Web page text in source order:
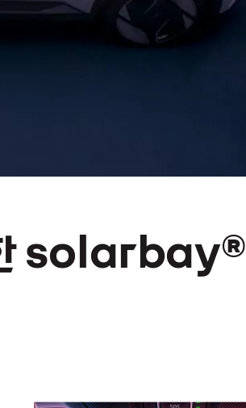
solarbay®